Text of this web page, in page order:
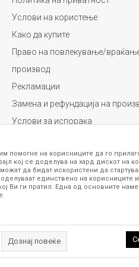
Услови на користење
Како да купите
Право на повлекување/
производ
Рекламации
Замена и рефундација на
Услови за испорака
се стремиме да бидат
се достапни на залиха.
процедурата може да трае до 15
понеделник
помогне на корисниците да го
кој се доделува на хард дискот на
да бидат искористени да
единствено на корисниците
Ви ги пратил. Една од основните
Дознај повеќе